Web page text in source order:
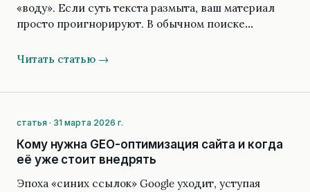
«воду». Если суть текста размыта, ваш материал
просто проигнорируют. В обычном поиске…
Читать статью →
статья · 31 марта 2026 г.
Кому нужна GEO-оптимизация сайта и когда
её уже стоит внедрять
Эпоха «синих ссылок» Google уходит, уступая